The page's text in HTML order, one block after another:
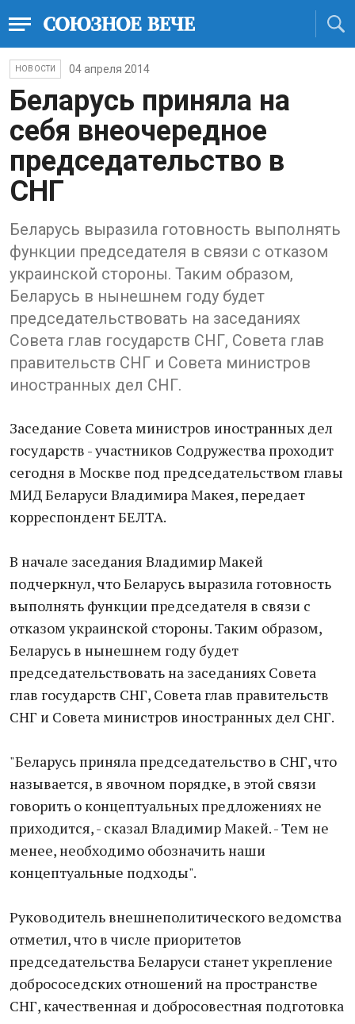
НОВОСТИ 04 апреля 2014
Беларусь приняла на
себя внеочередное
председательство в
СНГ
Беларусь выразила готовность выполнять
функции председателя в связи с отказом
украинской стороны. Таким образом,
Беларусь в нынешнем году будет
председательствовать на заседаниях
Совета глав государств СНГ, Совета глав
правительств СНГ и Совета министров
иностранных дел СНГ.
Заседание Совета министров иностранных дел
государств - участников Содружества проходит
сегодня в Москве под председательством главы
МИД Беларуси Владимира Макея, передает
корреспондент БЕЛТА.
В начале заседания Владимир Макей
подчеркнул, что Беларусь выразила готовность
выполнять функции председателя в связи с
отказом украинской стороны. Таким образом,
Беларусь в нынешнем году будет
председательствовать на заседаниях Совета
глав государств СНГ, Совета глав правительств
СНГ и Совета министров иностранных дел СНГ.
"Беларусь приняла председательство в СНГ, что
называется, в явочном порядке, в этой связи
говорить о концептуальных предложениях не
приходится, - сказал Владимир Макей. - Тем не
менее, необходимо обозначить наши
концептуальные подходы".
Руководитель внешнеполитического ведомства
отметил, что в числе приоритетов
председательства Беларуси станет укрепление
добрососедских отношений на пространстве
СНГ, качественная и добросовестная подготовка